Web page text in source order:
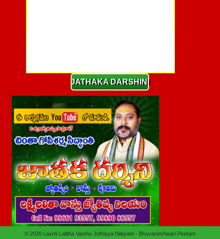
JATHAKA DARSHINI
© 2026 Laxmi Lalitha Vasthu Jothisya Nilayam - Bhuvaneshwari Peetam